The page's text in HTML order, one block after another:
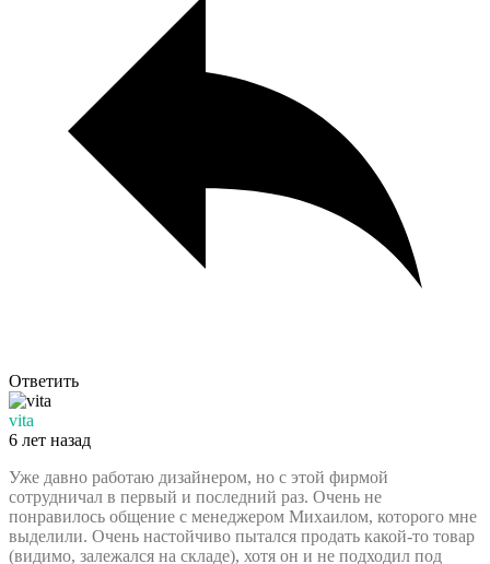
Ответить
vita
6 лет назад
Уже давно работаю дизайнером, но с этой фирмой
сотрудничал в первый и последний раз. Очень не
понравилось общение с менеджером Михаилом, которого мне
выделили. Очень настойчиво пытался продать какой-то товар
(видимо, залежался на складе), хотя он и не подходил под